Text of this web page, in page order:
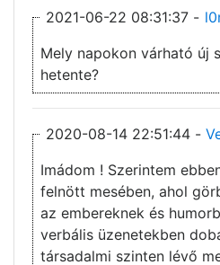
2021-06-22 08:31:37 -
Mely napokon várható új
hetente?
2020-08-14 22:51:44 -
Imádom ! Szerintem
felnött mesében, ahol
az embereknek és
verbális üzenetekben
társadalmi szinten lévő